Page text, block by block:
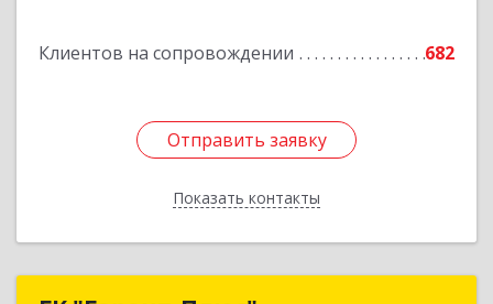
Клиентов на сопровождении 682
Отправить заявку
Показать контакты
Подробнее
Отправить заявку
Назад